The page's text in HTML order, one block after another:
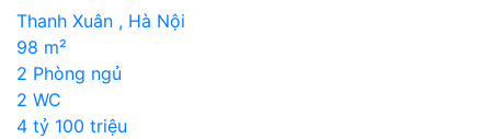
Thanh Xuân , Hà Nội
98 m²
2 Phòng ngủ
2 WC
4 tỷ 100 triệu